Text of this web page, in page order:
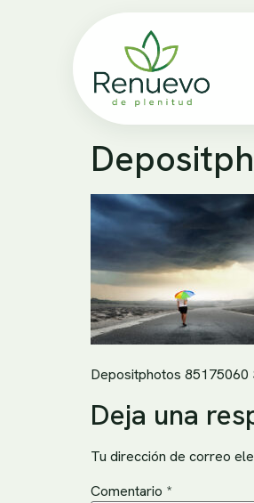
Depositphotos 85175060
Deja una
Tu dirección de correo
Comentario *